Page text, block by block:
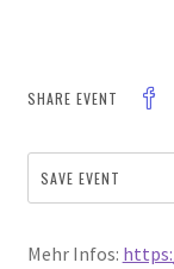
SHARE EVENT
SAVE EVENT
Mehr Infos: